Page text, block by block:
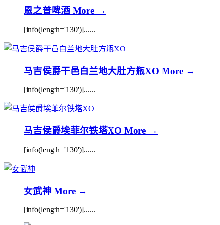
恩之普啤酒 More →
[info(length='130')]......
马吉侯爵干邑白兰地大肚方瓶XO More →
[info(length='130')]......
马吉侯爵埃菲尔铁塔XO More →
[info(length='130')]......
女武神 More →
[info(length='130')]......